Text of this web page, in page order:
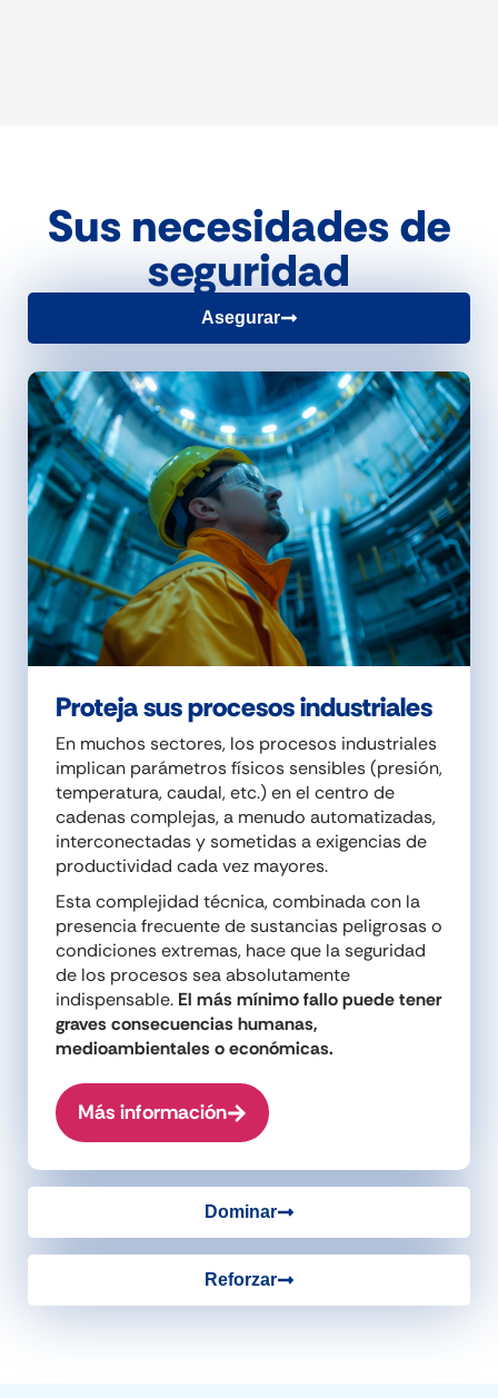
Sus necesidades de
seguridad
Asegurar
Dominar
Reforzar
Proteja sus procesos industriales
En muchos sectores, los procesos industriales
implican parámetros físicos sensibles (presión,
temperatura, caudal, etc.) en el centro de
cadenas complejas, a menudo automatizadas,
interconectadas y sometidas a exigencias de
productividad cada vez mayores.
Esta complejidad técnica, combinada con la
presencia frecuente de sustancias peligrosas o
condiciones extremas, hace que la seguridad
de los procesos sea absolutamente
indispensable. El más mínimo fallo puede tener
graves consecuencias humanas,
medioambientales o económicas.
Más información